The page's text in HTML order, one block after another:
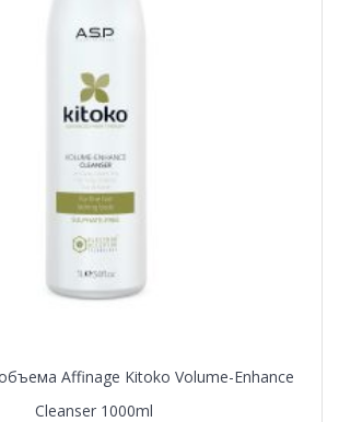
Affinage Kitoko Volume-Enhance
Cleanser 1000ml